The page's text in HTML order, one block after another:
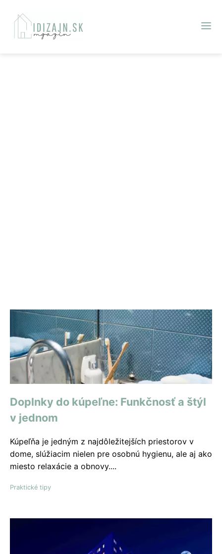
Doplnky do kúpeľne: Funkčnosť a štýl
v jednom
Kúpeľňa je jedným z najdôležitejších priestorov v
dome, slúžiacim nielen pre osobnú hygienu, ale aj ako
miesto relaxácie a obnovy....
Praktické tipy